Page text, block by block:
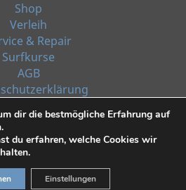
Shop
Verleih
& Repair
Surfkurse
AGB
Ust. zzgl. Versandkosten
Kiel | Design:
dir die bestmögliche Erfahrung auf
du erfahren, welche Cookies wir
Einstellungen